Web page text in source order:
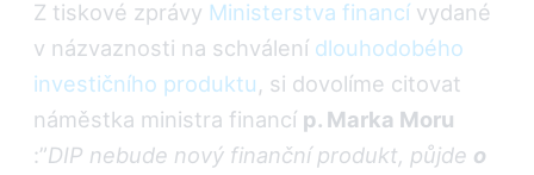
Z tiskové zprávy Ministerstva financí vydané
v názvaznosti na schválení dlouhodobého
investičního produktu, si dovolíme citovat
náměstka ministra financí p. Marka Moru
:”DIP nebude nový finanční produkt, půjde o